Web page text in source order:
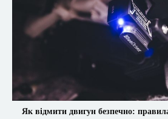
Як відмити двигун безпечно: